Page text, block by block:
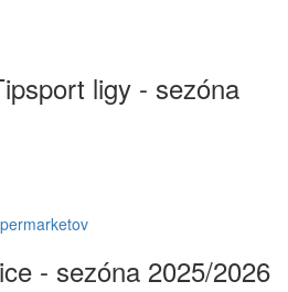
ligy - sezóna
- sezóna 2025/2026